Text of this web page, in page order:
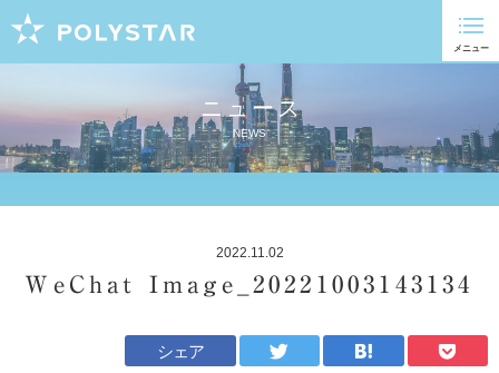
ニュース
NEWS
2022.11.02
WeChat Image_20221003143134
シェア